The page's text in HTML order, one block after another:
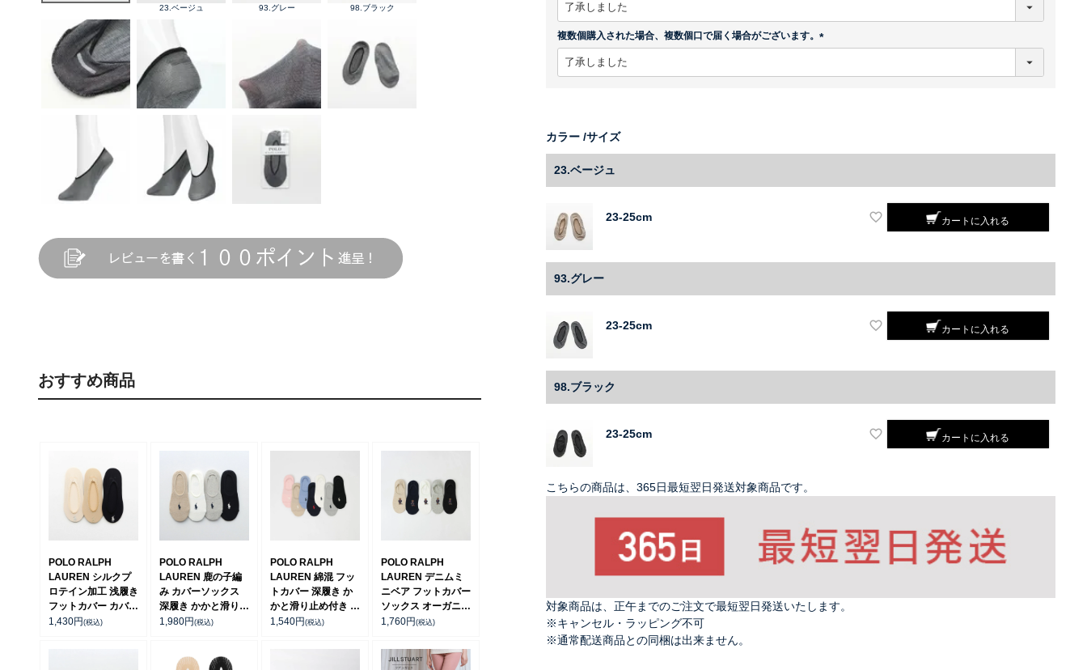
23.ベージュ 93.グレー 98.ブラック
おすすめ商品
POLO RALPH
LAUREN シルクプ
ロテイン加工 浅履き
フットカバー カバー
ソックス レディース
1,430円 (税込)
POLO RALPH
LAUREN 鹿の子編
み カバーソックス
深履き かかと滑り止
め付き レディース
1,980円(税込)
POLO RALPH
LAUREN 綿混 フッ
トカバー 深履き か
かと滑り止め付き カ
バーソックス レディ
1,540円(税込)
POLO RALPH
LAUREN デニムミ
ニベア フットカバー
ソックス オーガニッ
クコットン混 レディ
1,760円(税込)
複数個購入された場合、複数個口で届く場合がございます。
カラー サイズ
23.ベージュ
23-25cm カートに入れる
93.グレー
23-25cm カートに入れる
98.ブラック
23-25cm カートに入れる
こちらの商品は、365日最短翌日発送対象商品です。
対象商品は、正午までのご注文で最短翌日発送いたします。
※キャンセル・ラッピング不可
※通常配送商品との同梱は出来ません。